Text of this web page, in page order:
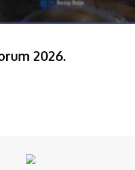
2026.